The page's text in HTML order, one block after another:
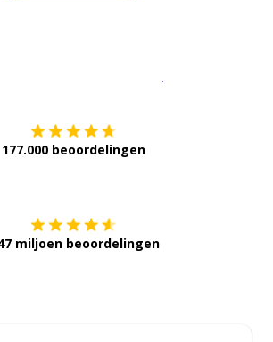
177.000 beoordelingen
miljoen beoordelingen